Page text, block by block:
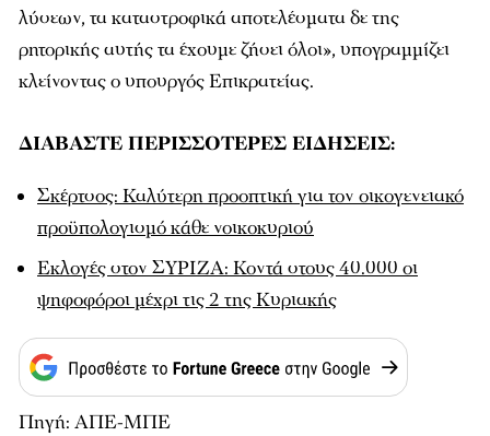
λύσεων, τα καταστροφικά αποτελέσματα δε της
ρητορικής αυτής τα έχουμε ζήσει όλοι», υπογραμμίζει
κλείνοντας ο υπουργός Επικρατείας.
ΔΙΑΒΑΣΤΕ ΠΕΡΙΣΣΟΤΕΡΕΣ ΕΙΔΗΣΕΙΣ:
Σκέρτσος: Καλύτερη προοπτική για τον οικογενειακό
προϋπολογισμό κάθε νοικοκυριού
Εκλογές στον ΣΥΡΙΖΑ: Κοντά στους 40.000 οι
ψηφοφόροι μέχρι τις 2 της Κυριακής
Πηγή: ΑΠΕ-ΜΠΕ